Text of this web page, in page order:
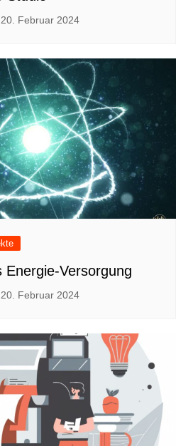
20. Februar 2024
Energie-Versorgung
20. Februar 2024